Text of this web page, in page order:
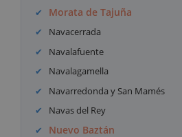
Morata de Tajuña
Navacerrada
Navalafuente
Navalagamella
Navarredonda y San Mamés
Navas del Rey
Nuevo Baztán